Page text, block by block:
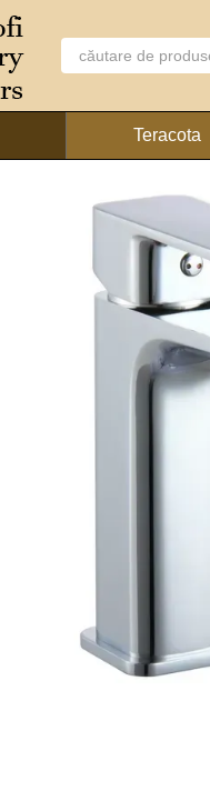
Teracota